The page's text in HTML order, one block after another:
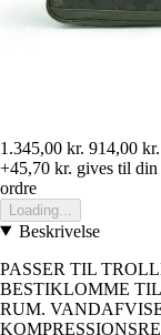
1.345,00 kr. 914,00 kr.
+45,70 kr. gives til din
ordre
Loading...
Beskrivelse
PASSER TIL
BESTIKLOMME
RUM.